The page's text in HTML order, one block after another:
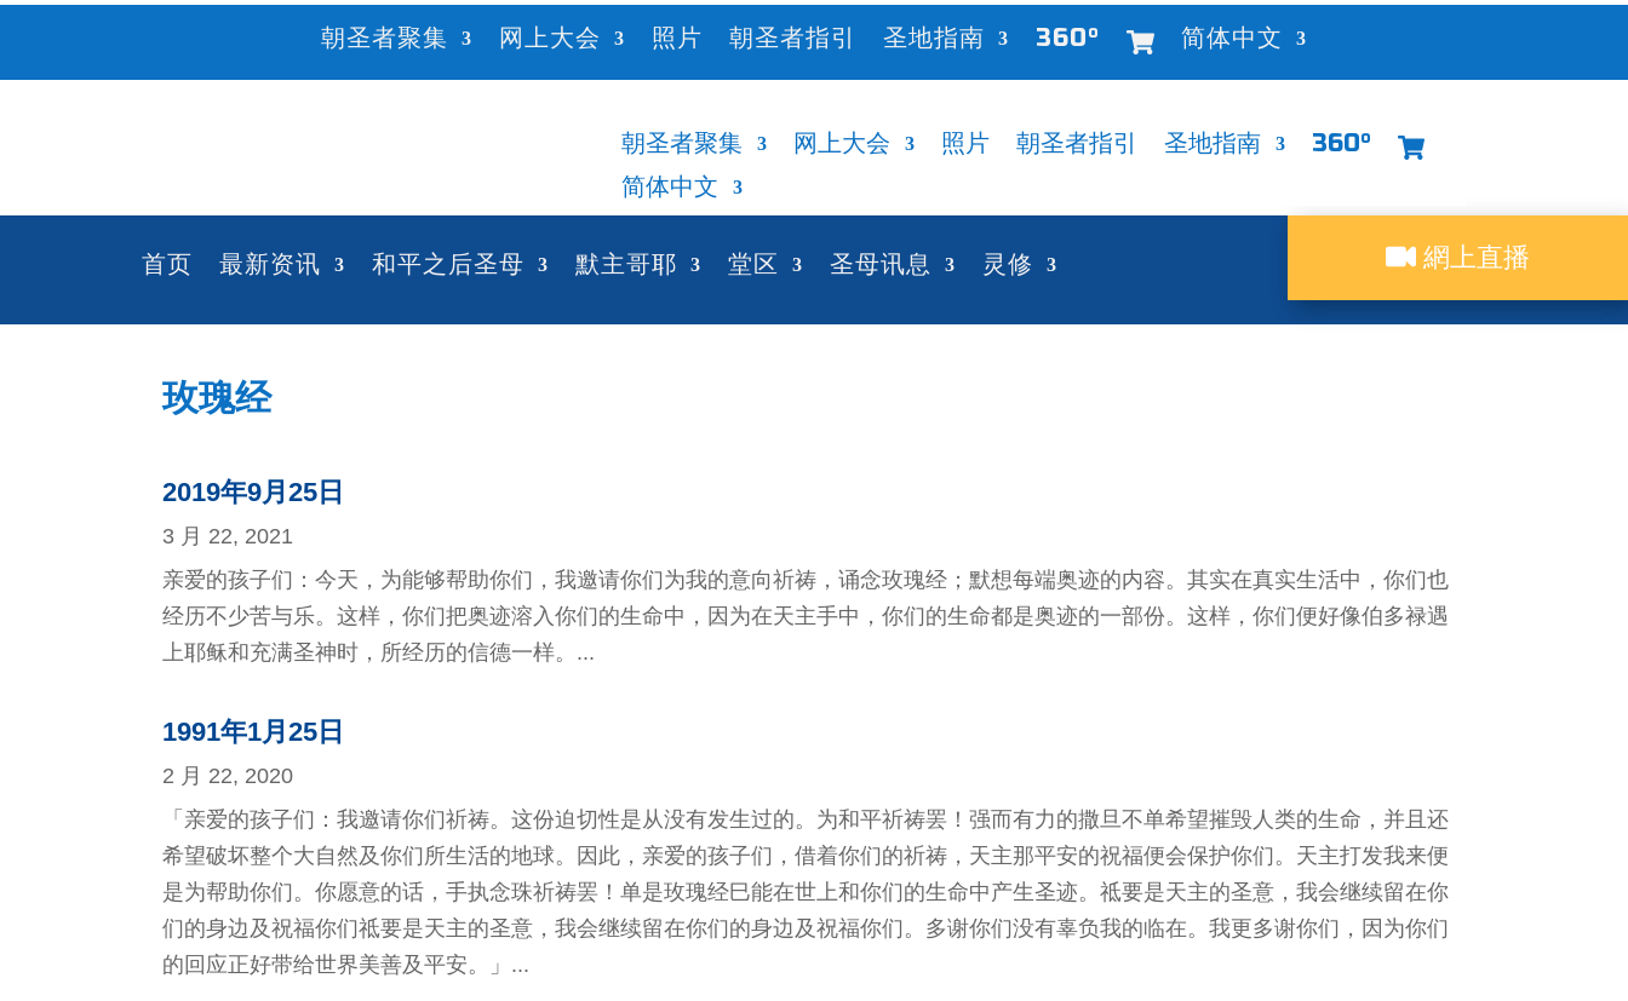
朝圣者聚集 网上大会 照片 朝圣者指引 圣地指南 360° 简体中文
朝圣者聚集 网上大会 照片 朝圣者指引 圣地指南
360°
简体中文
首页 最新资讯 和平之后圣母 默主哥耶 堂区 圣母讯息 灵修 網上直播
玫瑰经
2019年9月25日
3 月 22, 2021
亲爱的孩子们：今天，为能够帮助你们，我邀请你们为我的意向祈祷，诵念玫瑰经；默想每端奥迹的内容。其实在真实生活中，你们也
经历不少苦与乐。这样，你们把奥迹溶入你们的生命中，因为在天主手中，你们的生命都是奥迹的一部份。这样，你们便好像伯多禄遇
上耶稣和充满圣神时，所经历的信德一样。...
1991年1月25日
2 月 22, 2020
「亲爱的孩子们：我邀请你们祈祷。这份迫切性是从没有发生过的。为和平祈祷罢！强而有力的撒旦不单希望摧毁人类的生命，并且还
希望破坏整个大自然及你们所生活的地球。因此，亲爱的孩子们，借着你们的祈祷，天主那平安的祝福便会保护你们。天主打发我来便
是为帮助你们。你愿意的话，手执念珠祈祷罢！单是玫瑰经巳能在世上和你们的生命中产生圣迹。祗要是天主的圣意，我会继续留在你
们的身边及祝福你们祗要是天主的圣意，我会继续留在你们的身边及祝福你们。多谢你们没有辜负我的临在。我更多谢你们，因为你们
的回应正好带给世界美善及平安。」...